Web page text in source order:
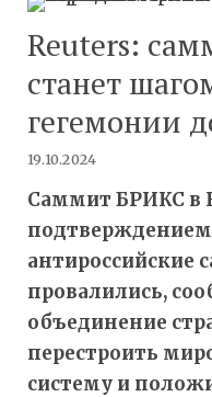
Reuters:
станет
гегемонии
19.10.2024
Саммит БРИКС в
подтверждением
антироссийские
провалились,
объединение
перестроить
систему и